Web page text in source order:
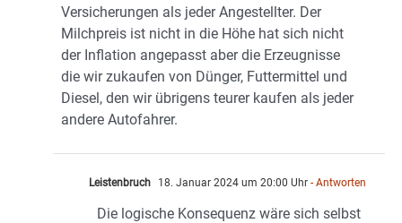
Versicherungen als jeder Angestellter. Der
Milchpreis ist nicht in die Höhe hat sich nicht
der Inflation angepasst aber die Erzeugnisse
die wir zukaufen von Dünger, Futtermittel und
Diesel, den wir übrigens teurer kaufen als jeder
andere Autofahrer.
Leistenbruch 18. Januar 2024 um 20:00 Uhr - Antworten
Die logische Konsequenz wäre sich selbst